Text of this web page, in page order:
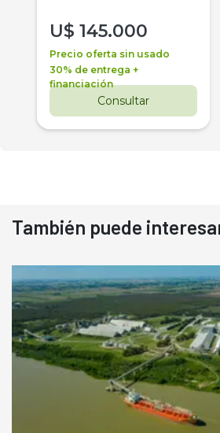
U$ 145.000
Precio oferta sin usado
30% de entrega +
financiación
Consultar
También puede